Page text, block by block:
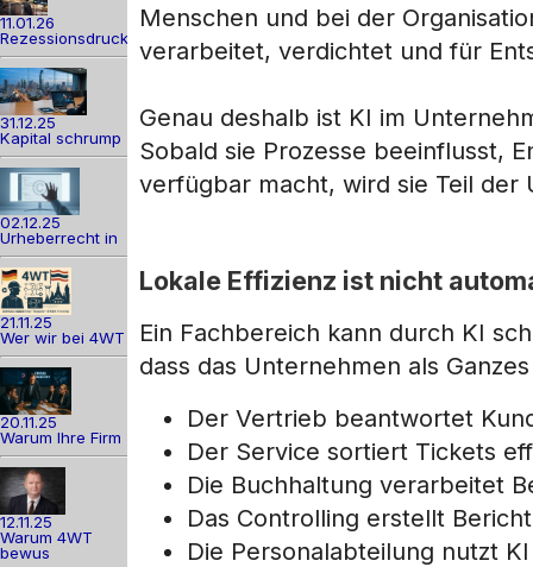
11.01.26
Rezessionsdruck
31.12.25
Kapital schrump
02.12.25
Urheberrecht in
21.11.25
Wer wir bei 4WT
20.11.25
Warum Ihre Firm
12.11.25
Warum 4WT
bewus
Menschen und bei der
verarbeitet, verdichtet und für
Genau deshalb ist KI im
Sobald sie Prozesse beeinflusst,
verfügbar macht, wird sie Teil der
Lokale Effizienz ist nicht
Ein Fachbereich kann durch KI
dass das Unternehmen als
Der Vertrieb beantwortet
Der Service sortiert Tickets
Die Buchhaltung verarbeitet
Das Controlling erstellt
Die Personalabteilung nutzt